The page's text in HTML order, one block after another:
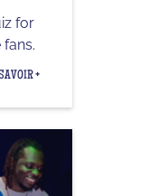
for
+